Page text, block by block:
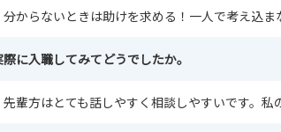
🌻
…終了しました
分からないときは助けを求める！一人で考え込ま
際に入職してみてどうでしたか。
先輩方はとても話しやすく相談しやすいです。私